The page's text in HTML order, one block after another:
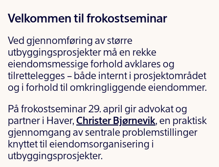
Velkommen til frokostseminar
Ved gjennomføring av større
utbyggingsprosjekter må en rekke
eiendomsmessige forhold avklares og
tilrettelegges – både internt i prosjektområdet
og i forhold til omkringliggende eiendommer.
På frokostseminar 29. april gir advokat og
partner i Haver, Christer Bjørnevik, en praktisk
gjennomgang av sentrale problemstillinger
knyttet til eiendomsorganisering i
utbyggingsprosjekter.